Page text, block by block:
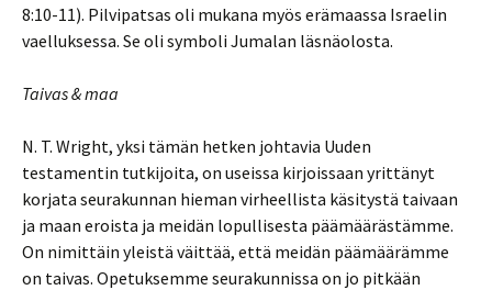
8:10-11). Pilvipatsas oli mukana myös erämaassa Israelin
vaelluksessa. Se oli symboli Jumalan läsnäolosta.
Taivas & maa
N. T. Wright, yksi tämän hetken johtavia Uuden
testamentin tutkijoita, on useissa kirjoissaan yrittänyt
korjata seurakunnan hieman virheellista käsitystä taivaan
ja maan eroista ja meidän lopullisesta päämäärästämme.
On nimittäin yleistä väittää, että meidän päämäärämme
on taivas. Opetuksemme seurakunnissa on jo pitkään